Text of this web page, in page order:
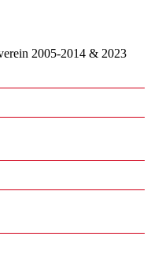
2005-2014 & 2023